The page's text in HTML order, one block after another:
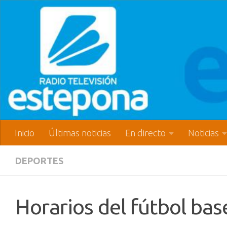
Inicio Últimas noticias En directo Noticias
DEPORTES
Horarios del fútbol